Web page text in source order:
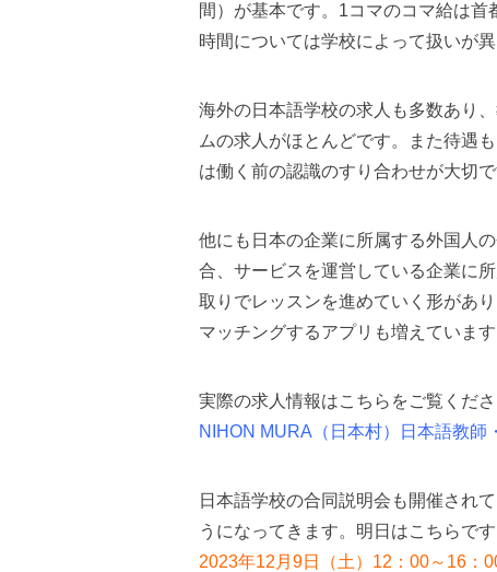
間）が基本です。1コマのコマ給は
時間については学校によって扱いが
海外の日本語学校の求人も多数あり
ムの求人がほとんどです。また待遇
は働く前の認識のすり合わせが大切で
他にも日本の企業に所属する外国人
合、サービスを運営している企業に
取りでレッスンを進めていく形があ
マッチングするアプリも増えています
実際の求人情報はこちらをご覧くださ
NIHON MURA（日本村）日本語教師
日本語学校の合同説明会も開催され
うになってきます。明日はこちらです
2023年12月9日（土）12：00～16：